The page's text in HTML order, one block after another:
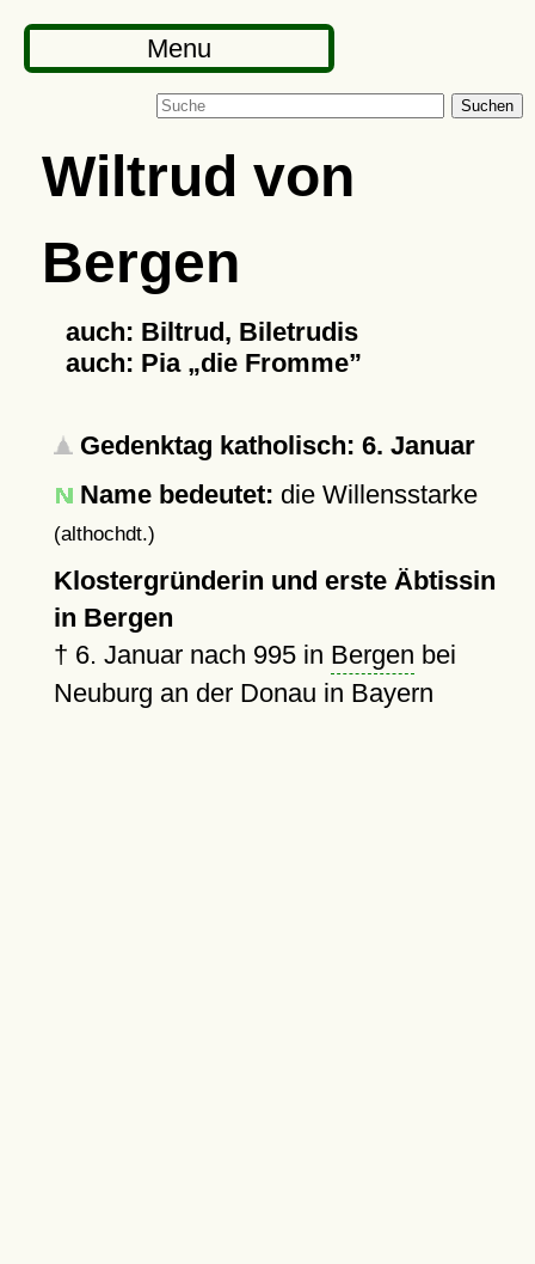
Menu
Suchen
Wiltrud von
Bergen
auch: Biltrud, Biletrudis
auch: Pia
die Fromme
Gedenktag katholisch: 6. Januar
Name bedeutet: die Willensstarke
(althochdt.)
Klostergründerin und erste Äbtissin
in Bergen
† 6. Januar nach 995in Bergen bei
Neuburg an der Donau in Bayern